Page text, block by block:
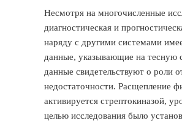
Несмотря на многочисленные
диагностическая и
наряду с другими системами
данные, указывающие на тесную
данные свидетельствуют о роли
недостаточности. Расщепление
активируется стрептокиназой,
целью исследования было